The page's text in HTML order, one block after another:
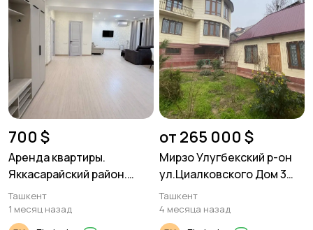
700 $
Аренда квартиры.
Яккасарайский район.
Бабура. 2/3/12 83м².
Ташкент
1 месяц назад
от 265 000 $
Мирзо Улугбекский р-он
ул.Циалковского Дом 3
уровня 250м².
Ташкент
4 месяца назад